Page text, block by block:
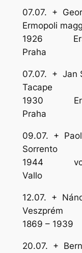
07.07. +
Ermopoli
1926
Praha
07.07. + Jan
1930
Praha
09.07. +
1944
Vallo
12.07. +
1869 –
20.07. +